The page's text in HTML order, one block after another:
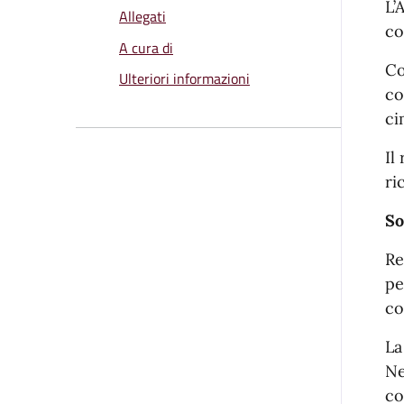
Allegati
A cura di
Ulteriori informazioni
Il